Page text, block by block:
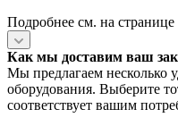
Подробнее см. на странице
Как мы доставим ваш
Мы предлагаем несколько
оборудования. Выберите
соответствует вашим